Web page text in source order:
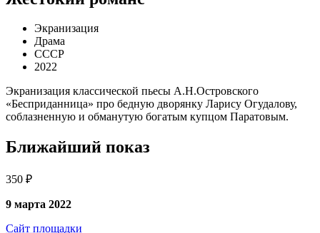
Экранизация
Драма
СССР
2022
Экранизация классической пьесы А.Н.Островского
«Бесприданница» про бедную дворянку Ларису Огудалову,
соблазненную и обманутую богатым купцом Паратовым.
Ближайший показ
350 ₽
9 марта 2022
Сайт площадки